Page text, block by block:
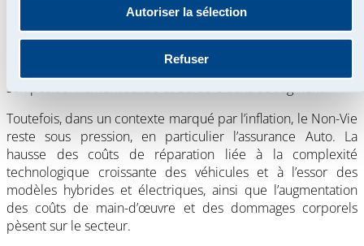
Autoriser la sélection
Refuser
dans le domaine de la mobilité continue de se renforcer,
avec une part de marché en hausse dans le secteur de
l'assurance automobile. À l'heure actuelle, près d'un véhicule
son positionnement solide et durable dans ce segment.
Toutefois, dans un contexte marqué par l’inflation, le Non-Vie
reste sous pression, en particulier l’assurance Auto. La
hausse des coûts de réparation liée à la complexité
technologique croissante des véhicules et à l’essor des
modèles hybrides et électriques, ainsi que l’augmentation
des coûts de main-d’œuvre et des dommages corporels
pèsent sur le secteur.